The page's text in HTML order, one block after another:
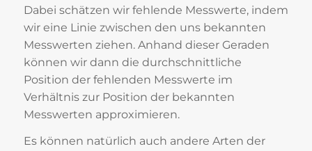
Dabei schätzen wir fehlende Messwerte, indem
wir eine Linie zwischen den uns bekannten
Messwerten ziehen. Anhand dieser Geraden
können wir dann die durchschnittliche
Position der fehlenden Messwerte im
Verhältnis zur Position der bekannten
Messwerten approximieren.
Es können natürlich auch andere Arten der